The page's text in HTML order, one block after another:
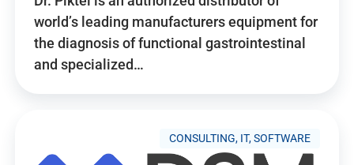
world’s leading manufacturers equipment for
the diagnosis of functional gastrointestinal
and specialized…
CONSULTING, IT, SOFTWARE